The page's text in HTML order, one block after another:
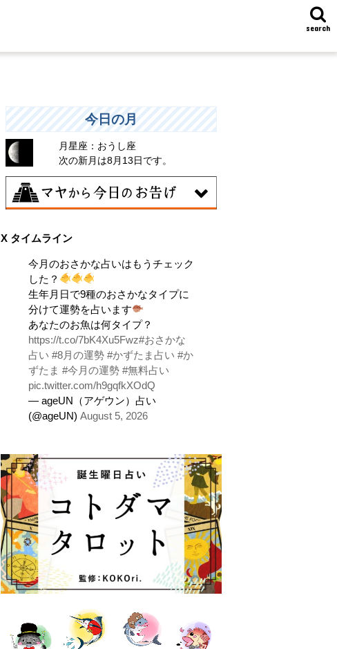
search
今日の月
月星座：おうし座
次の新月は8月13日です。
曖昧な気持ちで人と付き合うことはタブー
とされる日。出会いは貴重な共有の時間。
行動はあなたの大切な時間です。
X タイムライン
今月のおさかな占いはもうチェック
した？
生年月日で9種のおさかなタイプに
分けて運勢を占います
あなたのお魚は何タイプ？
https://t.co/7bK4Xu5Fwz#おさかな
占い #8月の運勢 #かずたま占い #か
ずたま #今月の運勢 #無料占い
pic.twitter.com/h9gqfkXOdQ
— ageUN（アゲウン）占い
(@ageUN) August 5, 2026